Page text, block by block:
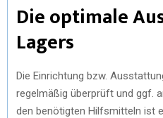
Die optimale
Lagers
Die Einrichtung bzw.
regelmäßig überprüft und ggf.
den benötigten Hilfsmitteln ist